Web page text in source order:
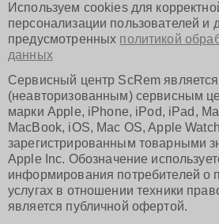
Омск
Красноярск
Пермь
Ульяновск
Киров
Архангельск
Астрахань
Белгород
Благовещенск
Брянск
Владивосток
Владикавказ
Владимир
Используем cookies для
персонализации пользователей и
предусмотренных политикой
данных
Сервисный центр ScRem
(неавторизованным) сервисным
марки Apple, iPhone, iPod, iPad,
MacBook, iOS, Mac OS, Apple
зарегистрированным товарными
Apple Inc. Обозначение
информирования потребителей о
услугах в отношении техники
является публичной офертой.